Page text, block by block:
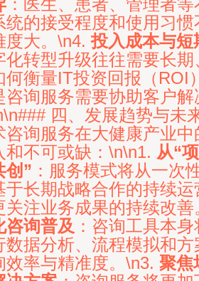
：医生、患者、管理者
统的接受程度和使用习
度大。\n4.投入成本与短
化转型升级往往需要长期
何衡量IT投资回报（ROI
咨询服务需要协助客户解
四、发展趋势与未
咨询服务在大健康产业
和不可或缺：\n\n1. 从“
创” ：服务模式将从一次
于长期战略合作的持续运
关注业务成果的持续改善
咨询普及 ：咨询工具本
数据分析、流程模拟和
效率与精准度。\n3. 聚焦